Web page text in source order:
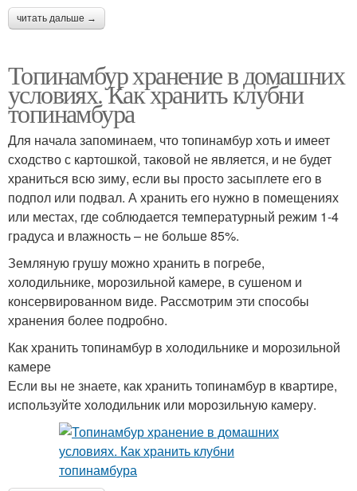
читать дальше →
Топинамбур хранение в домашних
условиях. Как хранить клубни
топинамбура
Для начала запоминаем, что топинамбур хоть и имеет
сходство с картошкой, таковой не является, и не будет
храниться всю зиму, если вы просто засыплете его в
подпол или подвал. А хранить его нужно в помещениях
или местах, где соблюдается температурный режим 1-4
градуса и влажность – не больше 85%.
Земляную грушу можно хранить в погребе,
холодильнике, морозильной камере, в сушеном и
консервированном виде. Рассмотрим эти способы
хранения более подробно.
Как хранить топинамбур в холодильнике и морозильной
камере
Если вы не знаете, как хранить топинамбур в квартире,
используйте холодильник или морозильную камеру.